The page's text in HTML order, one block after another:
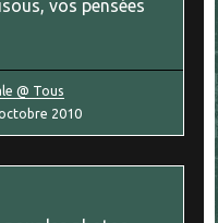
vos pensées
@ Tous
2010